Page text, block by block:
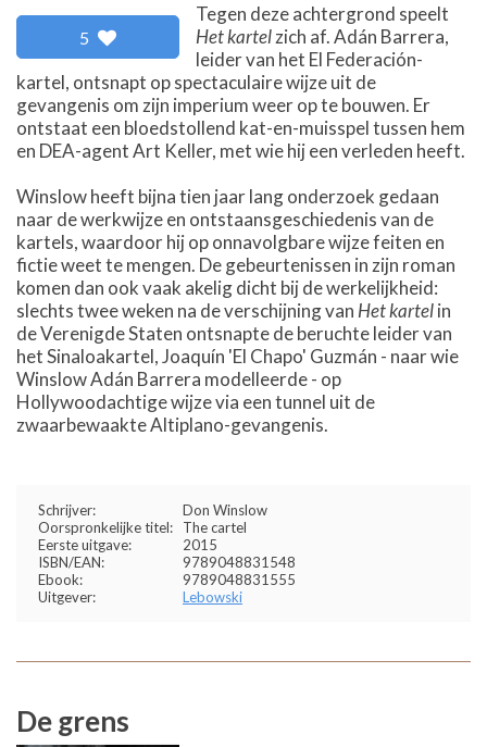
5
Tegen deze achtergrond speelt
Het kartelzich af. Adán Barrera,
leider van het El Federación-
kartel, ontsnapt op spectaculaire wijze uit de
gevangenis om zijn imperium weer op te bouwen. Er
ontstaat een bloedstollend kat-en-muisspel tussen hem
en DEA-agent Art Keller, met wie hij een verleden heeft.
Winslow heeft bijna tien jaar lang onderzoek gedaan
naar de werkwijze en ontstaansgeschiedenis van de
kartels, waardoor hij op onnavolgbare wijze feiten en
fictie weet te mengen. De gebeurtenissen in zijn roman
komen dan ook vaak akelig dicht bij de werkelijkheid:
slechts twee weken na de verschijning van Het kartelin
de Verenigde Staten ontsnapte de beruchte leider van
het Sinaloakartel, Joaquín 'El Chapo' Guzmán - naar wie
Winslow Adán Barrera modelleerde - op
Hollywoodachtige wijze via een tunnel uit de
zwaarbewaakte Altiplano-gevangenis.
Schrijver:
Don Winslow
Oorspronkelijke titel:
The cartel
Eerste uitgave:
2015
ISBN/EAN:
9789048831548
Ebook:
9789048831555
Uitgever:
Lebowski
De grens